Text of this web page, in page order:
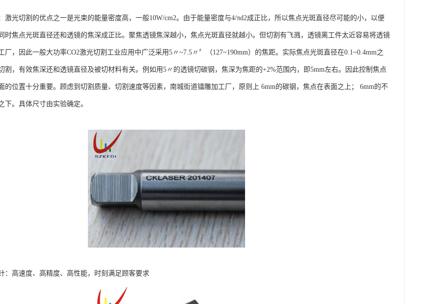
激光切割的优点之一是光束的能量密度高，一般10W/cm2。由于能量密度与4/πd2成正比，所以焦点光斑直径尽可能的小，以便
时焦点光斑直径还和透镜的焦深成正比。聚焦透镜焦深越小，焦点光斑直径就越小。但切割有飞溅，透镜离工件太近容易将透镜
厂，因此一般大功率CO2激光切割工业应用中广泛采用5〃~7.5〃〞（127~190mm）的焦距。实际焦点光斑直径在0.1~0.4mm之
割，有效焦深还和透镜直径及被切材料有关。例如用5〃的透镜切碳钢，焦深为焦距的+2%范围内，即5mm左右。因此控制焦点
的位置十分重要。顾虑到切割质量、切割速度等因素，南城街道镭雕加工厂，原则上 6mm的碳钢，焦点在表面之上； 6mm的不
下。具体尺寸由实验确定。
：高速度、高精度、高性能，时刻满足顾客要求